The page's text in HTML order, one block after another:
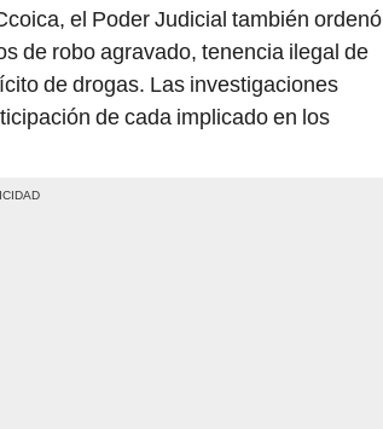
el Poder Judicial también ordenó
de robo agravado, tenencia ilegal de
de drogas. Las investigaciones
de cada implicado en los